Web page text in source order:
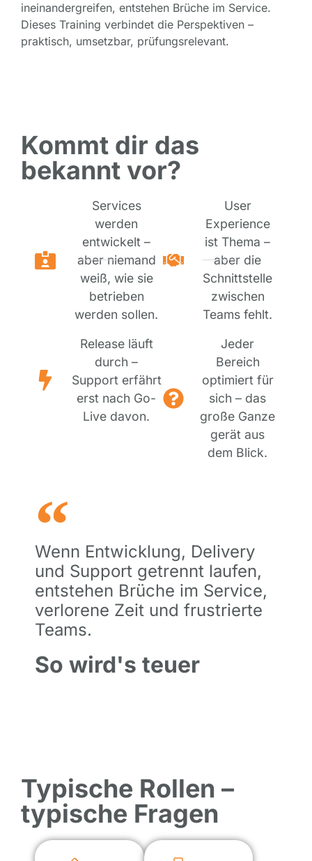
ineinandergreifen, entstehen Brüche im Service.
Dieses Training verbindet die Perspektiven –
praktisch, umsetzbar, prüfungsrelevant.
Kommt dir das
bekannt vor?
Services
werden
entwickelt –
aber niemand
weiß, wie sie
betrieben
werden sollen.
Release läuft
durch –
Support erfährt
erst nach Go-
Live davon.
User
Experience
ist Thema –
aber die
Schnittstelle
zwischen
Teams fehlt.
Jeder
Bereich
optimiert für
sich – das
große Ganze
gerät aus
dem Blick.
Wenn Entwicklung, Delivery
und Support getrennt laufen,
entstehen Brüche im Service,
verlorene Zeit und frustrierte
Teams.
So wird's teuer
Typische Rollen –
typische Fragen